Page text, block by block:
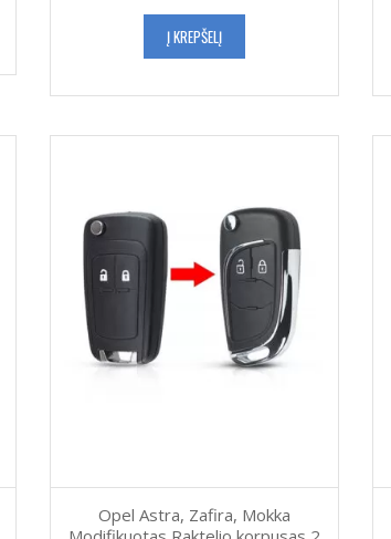
Į KREPŠELĮ
Opel Astra, Zafira, Mokka